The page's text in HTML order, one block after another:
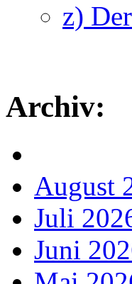
z)
Archiv:
August
Juli
Juni